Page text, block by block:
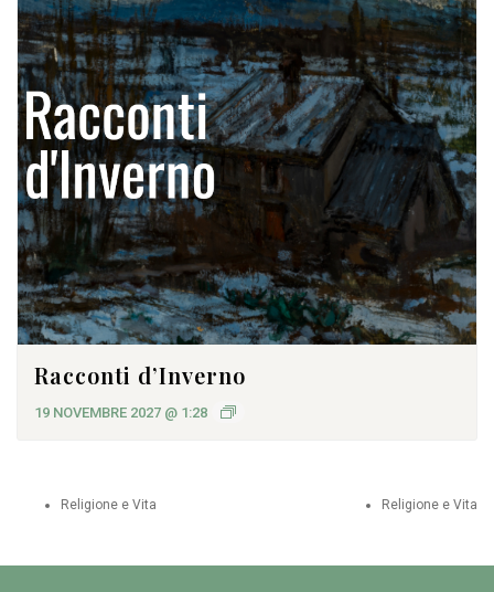
Racconti d’Inverno
19 NOVEMBRE 2027 @ 1:28
Religione e Vita Religione e Vita